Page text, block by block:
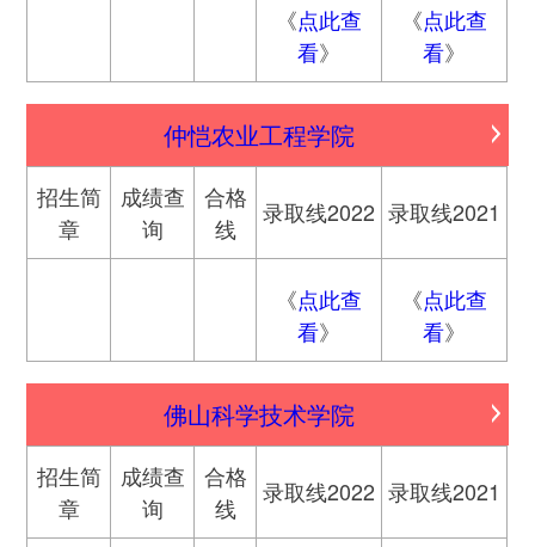
《点此查
看》
《点此查
看》
仲恺农业工程学院
招生简
章
成绩查
询
合格
线
录取线2022 录取线2021
《点此查
看》
《点此查
看》
佛山科学技术学院
招生简
章
成绩查
询
合格
线
录取线2022 录取线2021